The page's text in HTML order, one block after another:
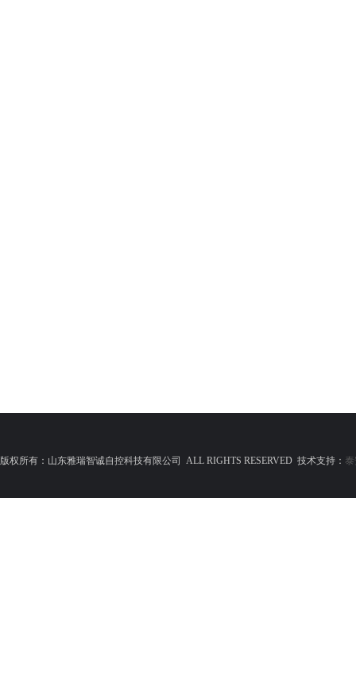
版权所有：山东雅瑞智诚自控科技有限公司 ALL RIGHTS RESERVED 技术支持：